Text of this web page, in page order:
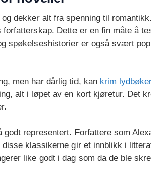
dekker alt fra spenning til
Dette er en fin måte å
spøkelseshistorier er også svært
men har dårlig tid, kan krim
alt i løpet av en kort kjøretur. Det
representert. Forfattere som
klassikerne gir et innblikk i
like godt i dag som da de ble